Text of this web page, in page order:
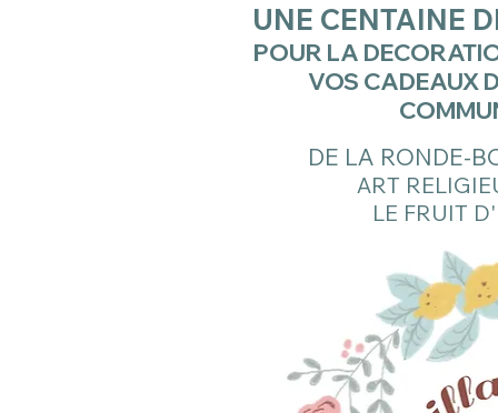
UNE CENTAINE
POUR LA
VOS CADEAUX
DE LA RONDE-
ART
LE FRUIT